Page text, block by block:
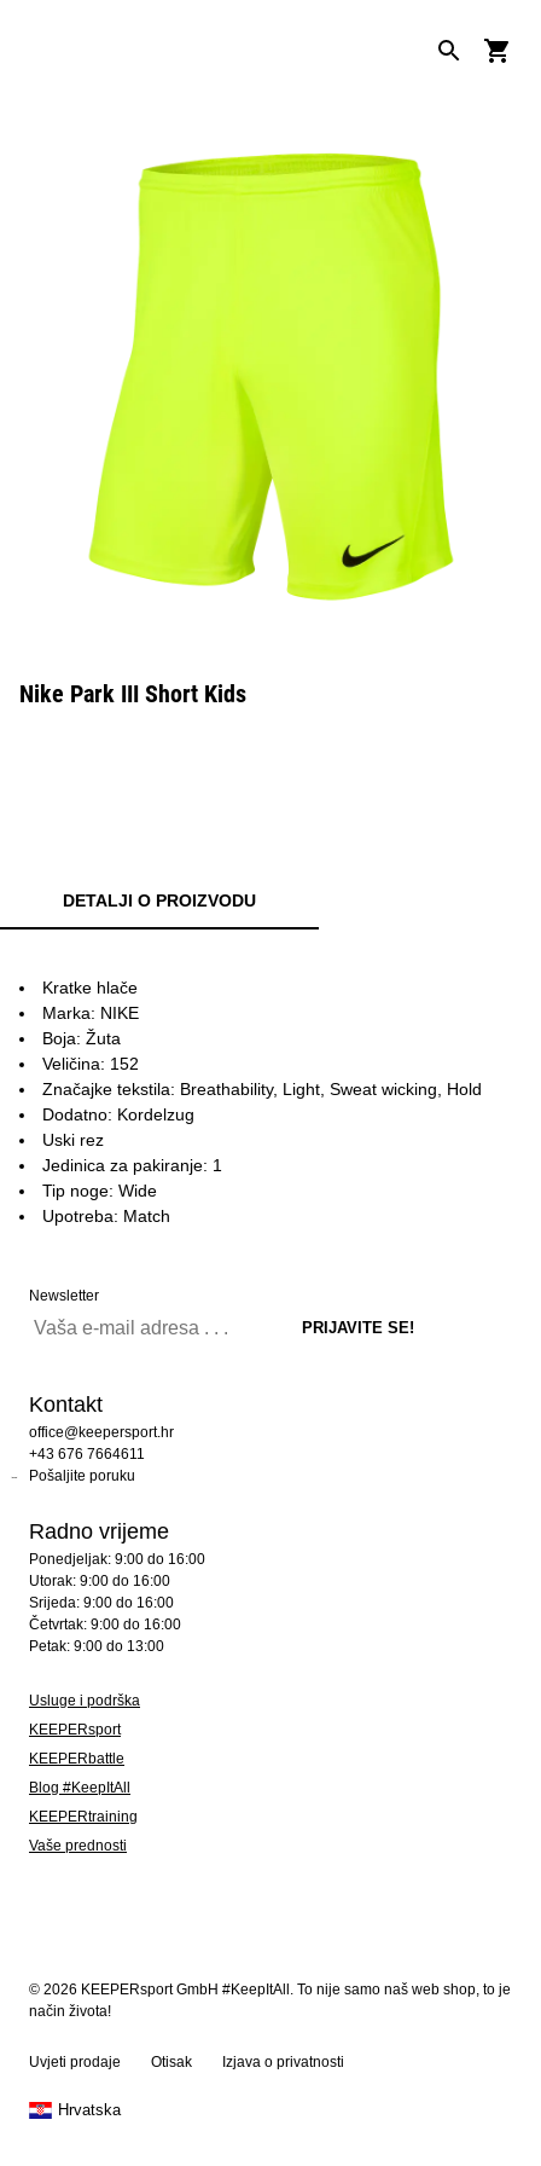
Nike Park III Short Kids
DETALJI O PROIZVODU
Kratke hlače
Marka: NIKE
Boja: Žuta
Veličina: 152
Značajke tekstila: Breathability, Light, Sweat wicking, Hold
Dodatno: Kordelzug
Uski rez
Jedinica za pakiranje: 1
Tip noge: Wide
Upotreba: Match
Newsletter
Kontakt
office@keepersport.hr
+43 676 7664611
Pošaljite poruku
Radno vrijeme
Ponedjeljak: 9:00 do 16:00
Utorak: 9:00 do 16:00
Srijeda: 9:00 do 16:00
Četvrtak: 9:00 do 16:00
Petak: 9:00 do 13:00
Usluge i podrška
KEEPERsport
KEEPERbattle
Blog #KeepItAll
KEEPERtraining
Vaše prednosti
© 2026 KEEPERsport GmbH #KeepItAll. To nije samo naš web shop, to je
način života!
Uvjeti prodaje Otisak Izjava o privatnosti
Hrvatska